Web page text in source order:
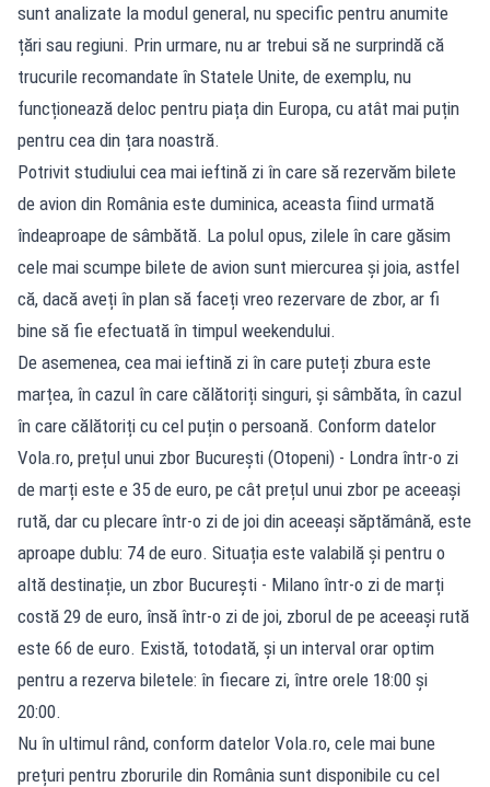
sunt analizate la modul general, nu specific pentru anumite
țări sau regiuni. Prin urmare, nu ar trebui să ne surprindă că
trucurile recomandate în Statele Unite, de exemplu, nu
funcționează deloc pentru piața din Europa, cu atât mai puțin
pentru cea din țara noastră.
Potrivit studiului cea mai ieftină zi în care să rezervăm bilete
de avion din România este duminica, aceasta fiind urmată
îndeaproape de sâmbătă. La polul opus, zilele în care găsim
cele mai scumpe bilete de avion sunt miercurea și joia, astfel
că, dacă aveți în plan să faceți vreo rezervare de zbor, ar fi
bine să fie efectuată în timpul weekendului.
De asemenea, cea mai ieftină zi în care puteți zbura este
marțea, în cazul în care călătoriți singuri, și sâmbăta, în cazul
în care călătoriți cu cel puțin o persoană. Conform datelor
Vola.ro, prețul unui zbor București (Otopeni) - Londra într-o zi
de marți este e 35 de euro, pe cât prețul unui zbor pe aceeași
rută, dar cu plecare într-o zi de joi din aceeași săptămână, este
aproape dublu: 74 de euro. Situația este valabilă și pentru o
altă destinație, un zbor București - Milano într-o zi de marți
costă 29 de euro, însă într-o zi de joi, zborul de pe aceeași rută
este 66 de euro. Există, totodată, și un interval orar optim
pentru a rezerva biletele: în fiecare zi, între orele 18:00 și
20:00.
Nu în ultimul rând, conform datelor Vola.ro, cele mai bune
prețuri pentru zborurile din România sunt disponibile cu cel